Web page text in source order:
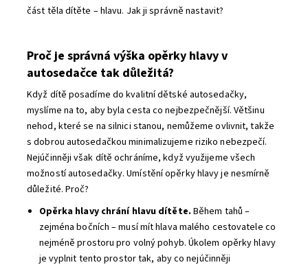
část těla dítěte – hlavu. Jak ji správně nastavit?
Proč je správná výška opěrky hlavy v
autosedačce tak důležitá?
Když dítě posadíme do kvalitní dětské autosedačky,
myslíme na to, aby byla cesta co nejbezpečnější. Většinu
nehod, které se na silnici stanou, nemůžeme ovlivnit, takže
s dobrou autosedačkou minimalizujeme riziko nebezpečí.
Nejúčinněji však dítě ochráníme, když využijeme všech
možností autosedačky. Umístění opěrky hlavy je nesmírně
důležité. Proč?
Opěrka hlavy chrání hlavu dítěte. Během tahů –
zejména bočních – musí mít hlava malého cestovatele co
nejméně prostoru pro volný pohyb. Úkolem opěrky hlavy
je vyplnit tento prostor tak, aby co nejúčinněji